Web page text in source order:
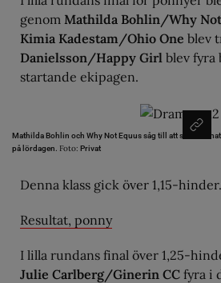
genom Mathilda Bohlin/Why
Kimia Kadestam/Ohio One blev
Danielsson/Happy Girl blev fyra
startande ekipagen.
Mathilda Bohlin och Why Not Equus såg till att svenska
på lördagen. Foto: Privat
Denna klass gick över 1,15-hinder.
Resultat, ponny
I lilla rundans final över 1,25-
Julie Carlberg/Ginerin CC fyra i